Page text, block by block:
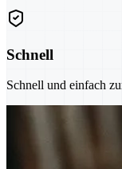
Schnell
Schnell und einfach